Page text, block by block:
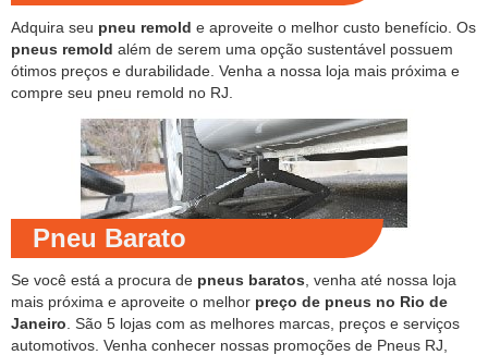
Adquira seu pneu remold e aproveite o melhor custo benefício. Os
pneus remold além de serem uma opção sustentável possuem
ótimos preços e durabilidade. Venha a nossa loja mais próxima e
compre seu pneu remold no RJ.
Pneu Barato
Se você está a procura de pneus baratos , venha até nossa loja
mais próxima e aproveite o melhor preço de pneus no Rio de
Janeiro . São 5 lojas com as melhores marcas, preços e serviços
automotivos. Venha conhecer nossas promoções de Pneus RJ,